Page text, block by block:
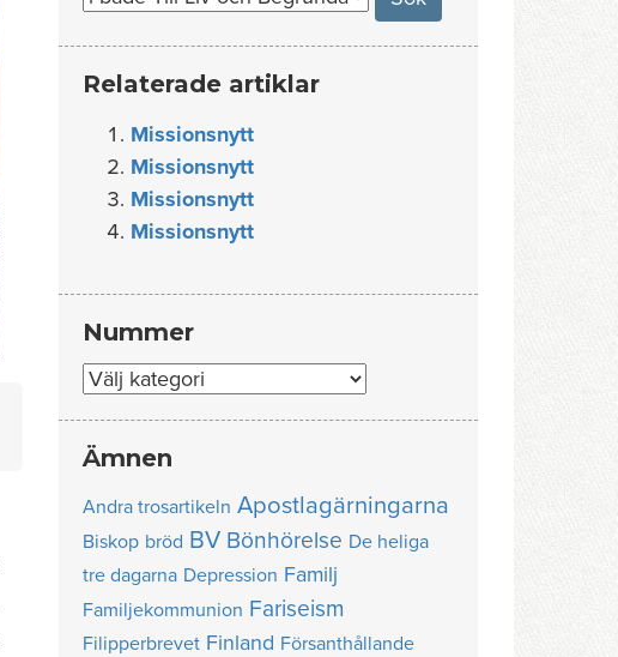
Relaterade artiklar
Missionsnytt
Missionsnytt
Missionsnytt
Missionsnytt
Nummer
Nummer
Ämnen
Andra trosartikeln Apostlagärningarna
Biskop bröd BV Bönhörelse De heliga
tre dagarna Depression Familj
Familjekommunion Fariseism
Filipperbrevet Finland Försanthållande